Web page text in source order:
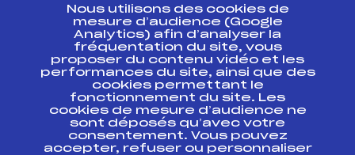
POUSSINS
AMBF0401.FFS COUPE DE BRONZE FFS
Résultats Alpin 2011
Course Cat.
Nous utilisons des cookies de
mesure d’audience (Google
Analytics) afin d’analyser la
fréquentation du site, vous
proposer du contenu vidéo et les
performances du site, ainsi que des
cookies permettant le
fonctionnement du site. Les
cookies de mesure d’audience ne
sont déposés qu’avec votre
consentement. Vous pouvez
accepter, refuser ou personnaliser